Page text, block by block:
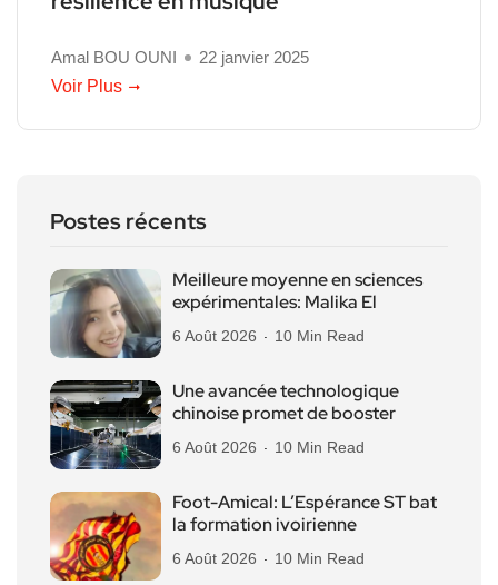
Amal BOU OUNI
22 janvier 2025
Voir Plus
Postes récents
Meilleure moyenne en sciences
expérimentales: Malika El
6 Août 2026 10 Min Read
Une avancée technologique
chinoise promet de booster
6 Août 2026 10 Min Read
Foot-Amical: L’Espérance ST bat
la formation ivoirienne
6 Août 2026 10 Min Read